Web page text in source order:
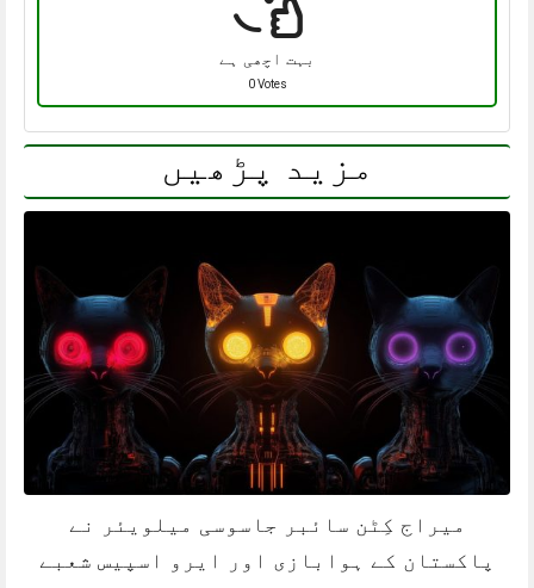
بہت اچھی ہے
0 Votes
مزید پڑھیں
میراج کِٹن سائبر جاسوسی میلویئر نے
پاکستان کے ہوابازی اور ایرو اسپیس شعبے